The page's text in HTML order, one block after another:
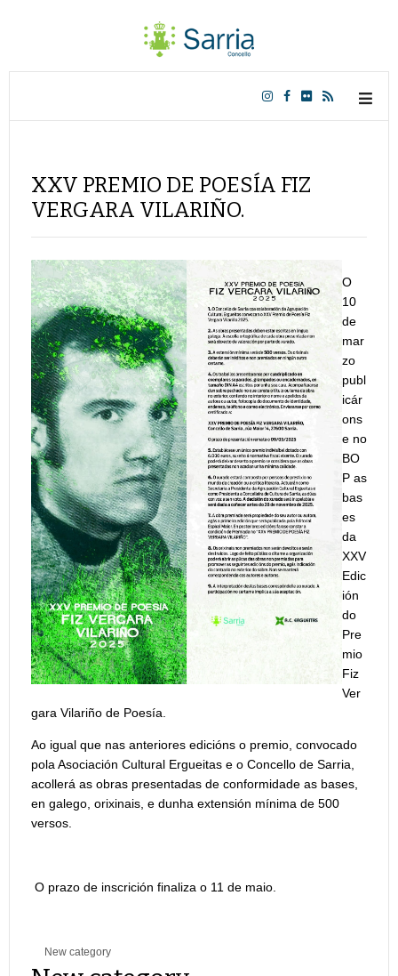
XXV PREMIO DE POESÍA FIZ
VERGARA VILARIÑO.
O
10
de
mar
zo
publ
icár
ons
e no
BO
P as
bas
es
da
XXV
Edic
ión
do
Pre
mio
Fiz
Ver
gara Vilariño de Poesía.
Ao igual que nas anteriores edicións o premio, convocado
pola Asociación Cultural Ergueitas e o Concello de Sarria,
acollerá as obras presentadas de conformidade as bases,
en galego, orixinais, e dunha extensión mínima de 500
versos.
O prazo de inscrición finaliza o 11 de maio.
New category